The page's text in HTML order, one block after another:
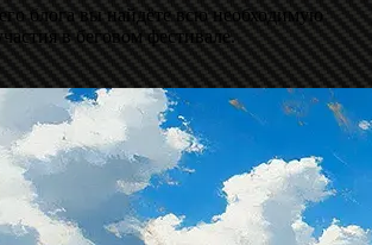
блога вы найдёте всю необходимую
в беговом фестивале.